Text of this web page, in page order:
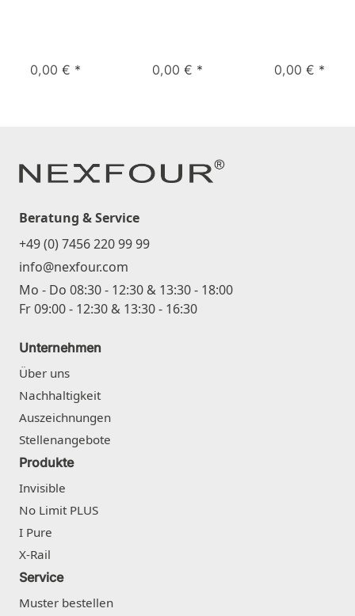
0,00 € * 0,00 € * 0,00 € *
Beratung & Service
+49 (0) 7456 220 99 99
info@nexfour.com
Mo - Do 08:30 - 12:30 & 13:30 - 18:00
Fr 09:00 - 12:30 & 13:30 - 16:30
Unternehmen
Über uns
Nachhaltigkeit
Auszeichnungen
Stellenangebote
Produkte
Invisible
No Limit PLUS
I Pure
X-Rail
Service
Muster bestellen